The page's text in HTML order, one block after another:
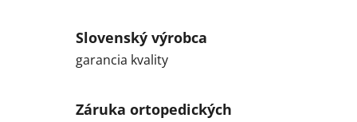
Slovenský výrobca
garancia kvality
Záruka ortopedických